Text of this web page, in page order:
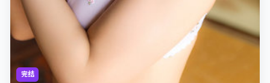
完结